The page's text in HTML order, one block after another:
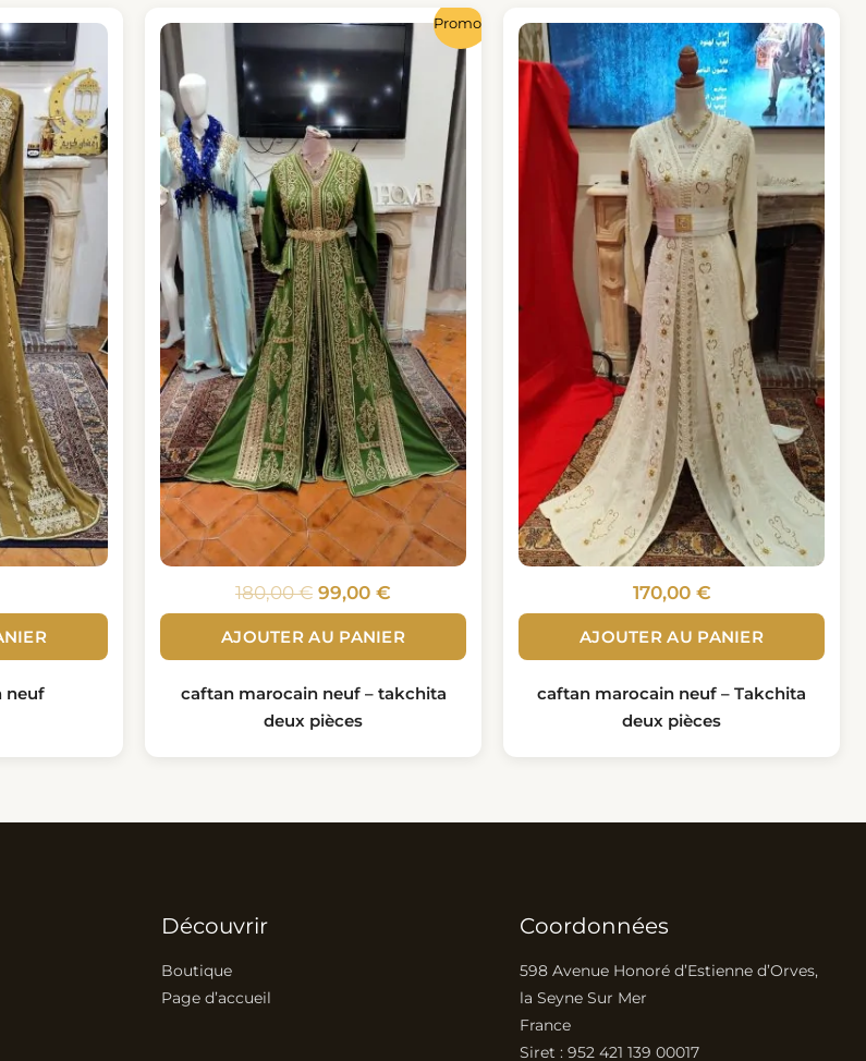
neuf
Promo !
180,00€
Le
initial
était :
180,00 €.
99,00 €
Le
prix
actuel
est :
99,00 €.
AJOUTER AU PANIER
caftan marocain neuf – takchita
deux pièces
170,00 €
AJOUTER AU PANIER
caftan marocain neuf – Takchita
deux pièces
Découvrir
Boutique
Page d’accueil
Coordonnées
598 Avenue Honoré d’Estienne d’Orves,
la Seyne Sur Mer
France
Siret : 952 421 139 00017